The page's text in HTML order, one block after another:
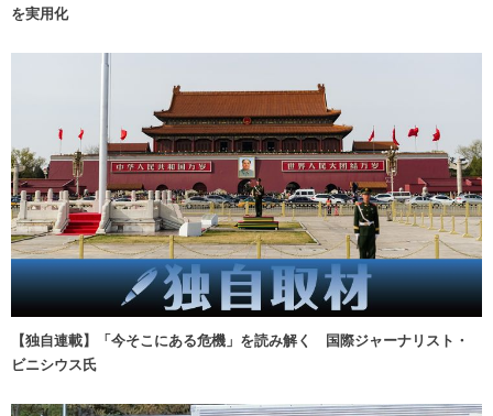
を実用化
【独自連載】「今そこにある危機」を読み解く 国際ジャーナリスト・
ビニシウス氏